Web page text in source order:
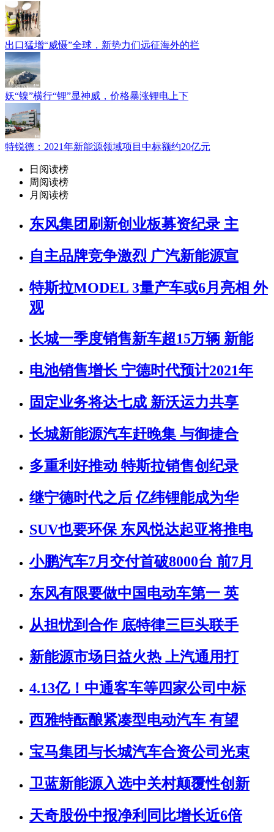
出口猛增“威慑”全球，新势力们远征海外的拦
妖“镍”横行“锂”显神威，价格暴涨锂电上下
特锐德：2021年新能源领域项目中标额约20亿元
日阅读榜
周阅读榜
月阅读榜
东风集团刷新创业板募资纪录 主
自主品牌竞争激烈 广汽新能源宣
特斯拉MODEL 3量产车或6月亮相 外
观
长城一季度销售新车超15万辆 新能
电池销售增长 宁德时代预计2021年
固定业务将达七成 新沃运力共享
长城新能源汽车赶晚集 与御捷合
多重利好推动 特斯拉销售创纪录
继宁德时代之后 亿纬锂能成为华
SUV也要环保 东风悦达起亚将推电
小鹏汽车7月交付首破8000台 前7月
东风有限要做中国电动车第一 英
从担忧到合作 底特律三巨头联手
新能源市场日益火热 上汽通用打
4.13亿！中通客车等四家公司中标
西雅特酝酿紧凑型电动汽车 有望
宝马集团与长城汽车合资公司光束
卫蓝新能源入选中关村颠覆性创新
天奇股份中报净利同比增长近6倍